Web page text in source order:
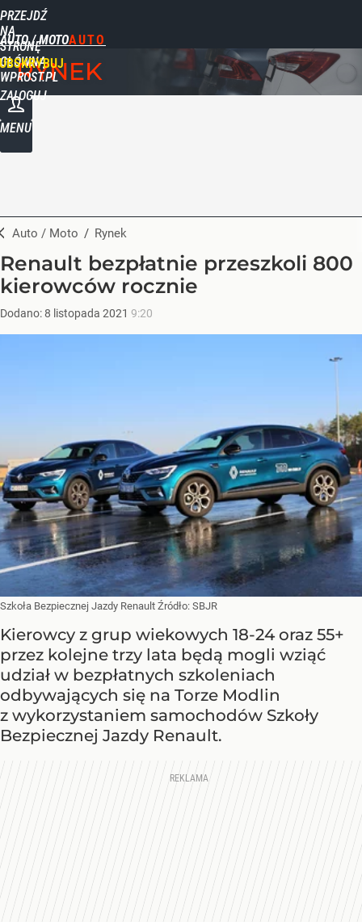
PRZEJDŹ
NA
STRONĘ
GŁÓWNĄ
WPROST.PL
AUTO / MOTO
ZALOGUJ
MENU
RYNEK
Auto / Moto / Rynek
Renault bezpłatnie przeszkoli 800
kierowców rocznie
Dodano:8 listopada 2021 9:20
Szkoła Bezpiecznej Jazdy Renault Źródło: SBJR
Kierowcy z grup wiekowych 18-24 oraz 55+
przez kolejne trzy lata będą mogli wziąć
udział w bezpłatnych szkoleniach
odbywających się na Torze Modlin
z wykorzystaniem samochodów Szkoły
Bezpiecznej Jazdy Renault.